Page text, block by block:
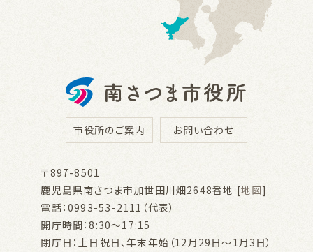
市役所のご案内 お問い合わせ
〒897-8501
鹿児島県南さつま市加世田川畑2648番地 [地図]
電話：0993-53-2111（代表）
開庁時間：8:30～17:15
閉庁日：土日祝日、年末年始（12月29日～1月3日）